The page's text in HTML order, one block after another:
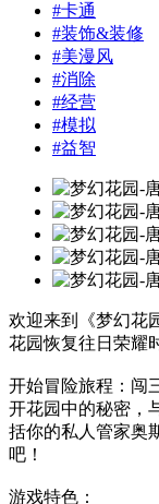
#卡通
#装饰&装修
#美漫风
#消除
#经营
#模拟
#益智
欢迎来到《梦幻花
花园恢复往日荣耀
开始冒险旅程：闯
开花园中的秘密，
括你的私人管家奥
吧！
游戏特色：